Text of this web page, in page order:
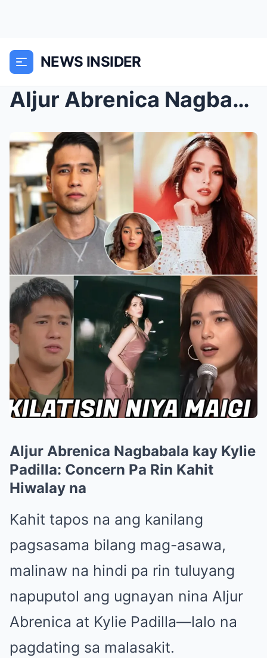
NEWS INSIDER
Aljur Abrenica Nagbabala kay Kylie Padilla: Concer...
Aljur Abrenica Nagbabala kay Kylie
Padilla: Concern Pa Rin Kahit
Hiwalay na
Kahit tapos na ang kanilang
pagsasama bilang mag-asawa,
malinaw na hindi pa rin tuluyang
napuputol ang ugnayan nina Aljur
Abrenica at Kylie Padilla—lalo na
pagdating sa malasakit.